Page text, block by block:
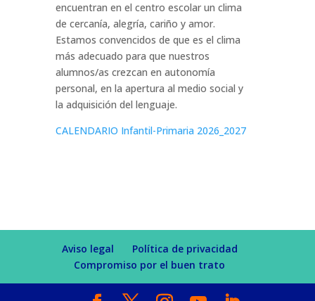
encuentran en el centro escolar un clima
de cercanía, alegría, cariño y amor.
Estamos convencidos de que es el clima
más adecuado para que nuestros
alumnos/as crezcan en autonomía
personal, en la apertura al medio social y
la adquisición del lenguaje.
CALENDARIO Infantil-Primaria 2026_2027
Aviso legal
Política de privacidad
Compromiso por el buen trato